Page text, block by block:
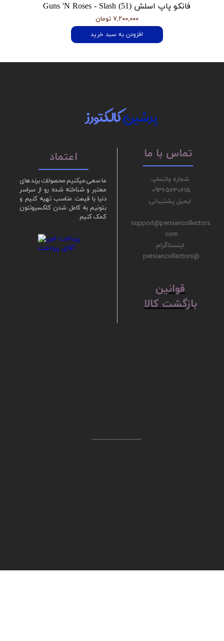
فانکو پاپ اسلش Guns 'N Roses - Slash (51)
۷,۲۰۰,۰۰۰ تومان
افزودن به سبد خرید
ما سعی میکنیم محصولات برند های
معتبر و شناخته شده رو از سراسر
دنیا با قیمت مناسب تهیه کنیم و
بتونیم به کامل شدن کلکسیونتون
کمک کنیم
پرشینکالکتورز
شماره واتساپ:
09365230615
ایمیل پشتیبانی:
support@persiancollectors.
com
اینستاگرام:
@persiancollectors
تماس با ما اعتماد
ق​​​​​​​وانین
بازگشت کالا